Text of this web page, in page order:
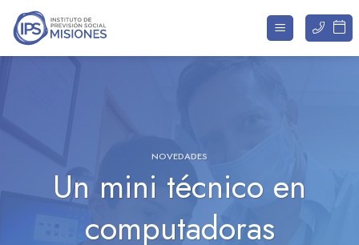
Saltar
contenido
NOVEDADES
Un mini técnico en
computadoras